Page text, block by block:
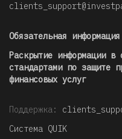
Обязательная информация
Раскрытие информации
стандартами по защите
финансовых услуг
Поддержка:
Система QUIK